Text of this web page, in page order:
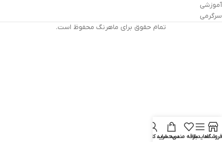
آموزشی
سرگرمی
تمام حقوق برای ماهرنگ محفوظ است.
فروشگاهسایدبارعلاقه مندیسبد خرید
حساب کاربری من